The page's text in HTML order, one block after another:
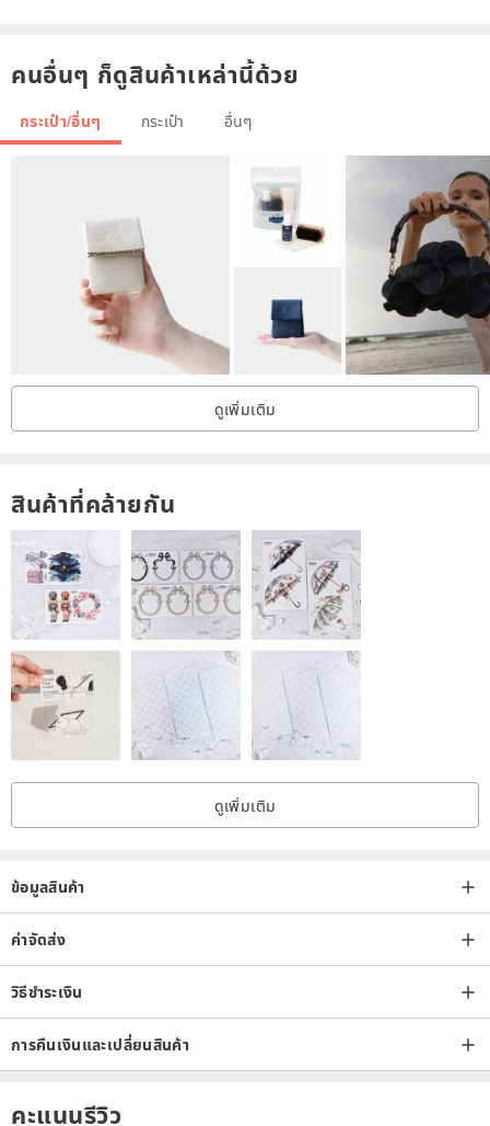
คนอื่นๆ ก็ดูสินค้าเหล่านี้ด้วย
กระเป๋า/อื่นๆ กระเป๋า อื่นๆ
ดูเพิ่มเติม
สินค้าที่คล้ายกัน
ดูเพิ่มเติม
ข้อมูลสินค้า
ค่าจัดส่ง
วิธีชำระเงิน
การคืนเงินและเปลี่ยนสินค้า
คะแนนรีวิว